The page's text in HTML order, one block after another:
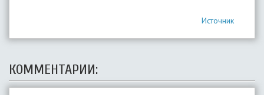
Источник
КОММЕНТАРИИ: